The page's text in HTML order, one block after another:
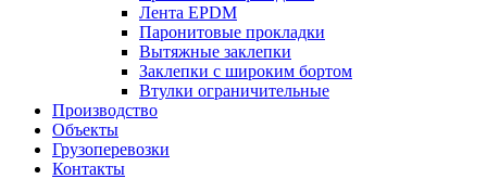
Лента EPDM
Паронитовые прокладки
Вытяжные заклепки
Заклепки с широким бортом
Втулки ограничительные
Производство
Объекты
Грузоперевозки
Контакты